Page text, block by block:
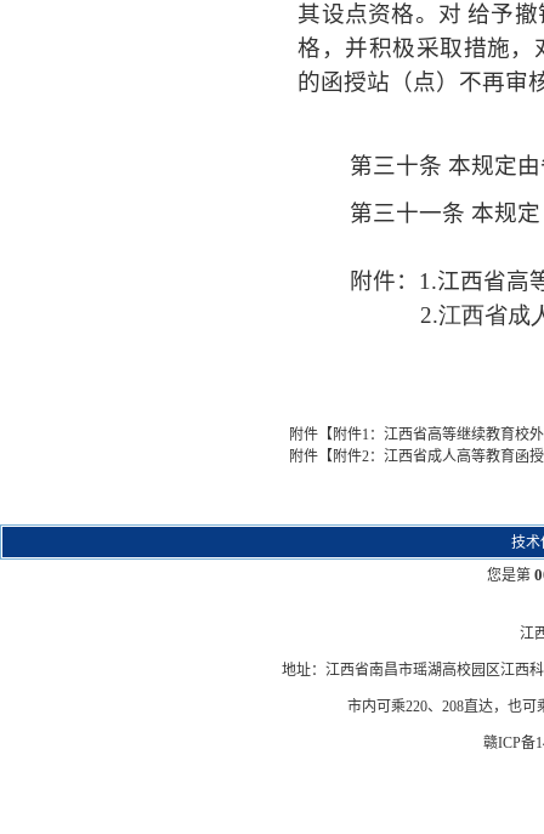
其设点资格。对 给予撤
格，并积极采取措施
的函授站（点）不再审
第三十条 本规定
第三十一条 本规
附件：1.江西省高
2.江西省成
附件【 附件1：江西省高等继续教育校
附件【 附件2：江西省成人高等教育函
技术
您是第
江
地址：江西省南昌市瑶湖高校园区江西
市内可乘220、208直达，也
赣ICP备